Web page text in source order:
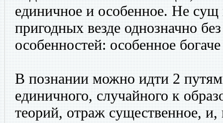
единичное и особенное. Не
пригодных везде однозначно
особенностей: особенное
В познании можно идти 2
единичного, случайного к
теорий, отраж существенное, и,